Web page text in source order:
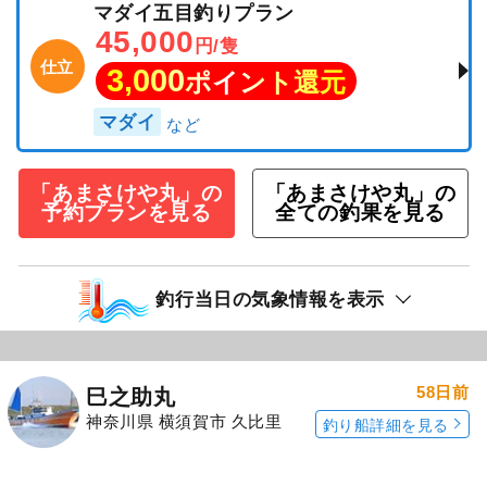
仕立
マダイ五目釣りプラン
45,000 円/隻
3,000ポイント還元
マダイ
「あまさけや丸」の
予約プランを見る
「あまさけや丸」の
全ての釣果を見る
釣行当日の気象情報を表示
巳之助丸
神奈川県 横須賀市 久比里
58日前
釣り船詳細を見る